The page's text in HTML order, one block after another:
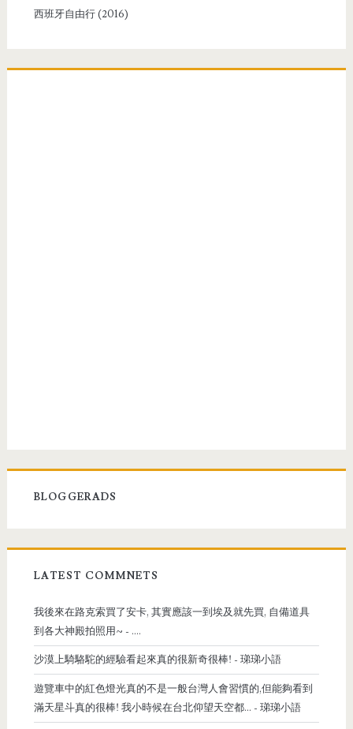
r
西班牙自由行 (2016)
BLOGGERADS
LATEST COMMNETS
我後來在路克索買了安卡, 其實應該一到埃及就先買, 自備道具
到各大神殿拍照用~ - ....
沙漠上騎駱駝的經驗看起來真的很新奇很棒! - 珶珶小語
遊覽車中的紅色燈光真的不是一般台灣人會習慣的,但能夠看到
滿天星斗真的很棒! 我小時候在台北仰望天空都... - 珶珶小語